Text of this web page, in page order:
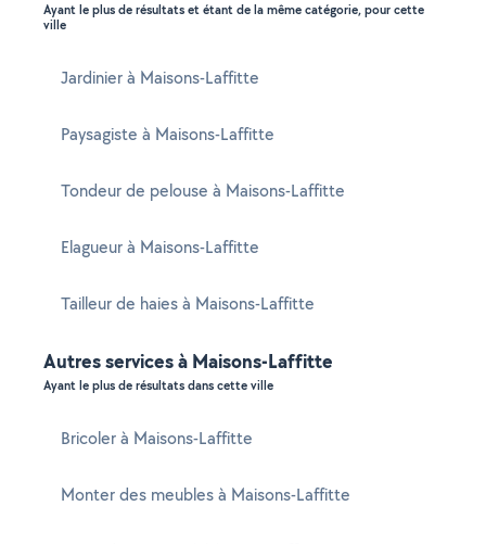
Ayant le plus de résultats et étant de la même catégorie, pour cette
ville
Jardinier à Maisons-Laffitte
Paysagiste à Maisons-Laffitte
Tondeur de pelouse à Maisons-Laffitte
Elagueur à Maisons-Laffitte
Tailleur de haies à Maisons-Laffitte
Autres services à Maisons-Laffitte
Ayant le plus de résultats dans cette ville
Bricoler à Maisons-Laffitte
Monter des meubles à Maisons-Laffitte